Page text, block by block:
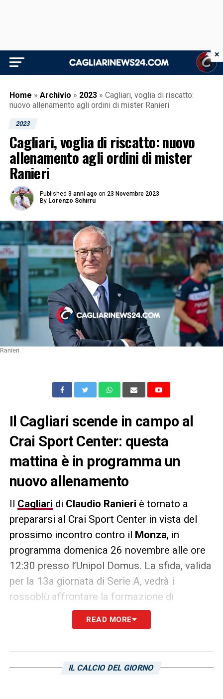
Home » Archivio » 2023 » Cagliari, voglia di riscatto:
nuovo allenamento agli ordini di mister Ranieri
2023
Cagliari, voglia di riscatto: nuovo
allenamento agli ordini di mister
Ranieri
Published 3 anni ago on 23 Novembre 2023
By Lorenzo Schirru
Ranieri
Il Cagliari scende in campo al
Crai Sport Center: questa
mattina è in programma un
nuovo allenamento
Il Cagliari di Claudio Ranieri è tornato a
prepararsi al Crai Sport Center in vista del
prossimo incontro contro il Monza, in
programma domenica 26 novembre alle ore
12:30 presso l’Unipol Domus. La sfida, valida
per la 13a giornata di Serie A, vedrà i
rossoblù affrontare la formazione di
Raffaele Palladino. Oggi è in programma un
nuovo allenamento al mattino.
READ MORE
IL CALCIO DEL GIORNO
×